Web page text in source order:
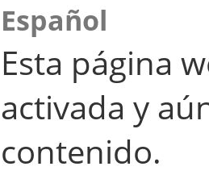
Español
Esta página
activada y
contenido.